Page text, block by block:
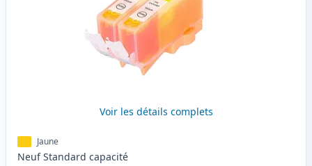
Voir les détails complets
Jaune
Neuf Standard capacité